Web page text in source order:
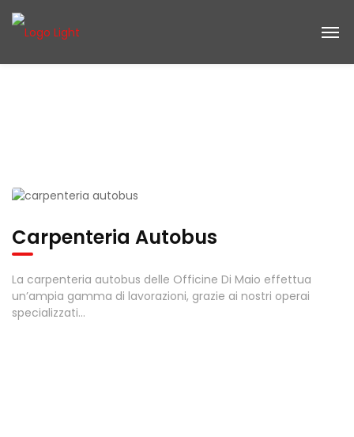
Carpenteria Autobus
La carpenteria autobus delle Officine Di Maio effettua
un’ampia gamma di lavorazioni, grazie ai nostri operai
specializzati...